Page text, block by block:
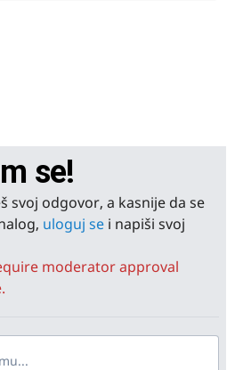
se!
svoj odgovor, a kasnije da se
uloguj se i napiši svoj
moderator approval